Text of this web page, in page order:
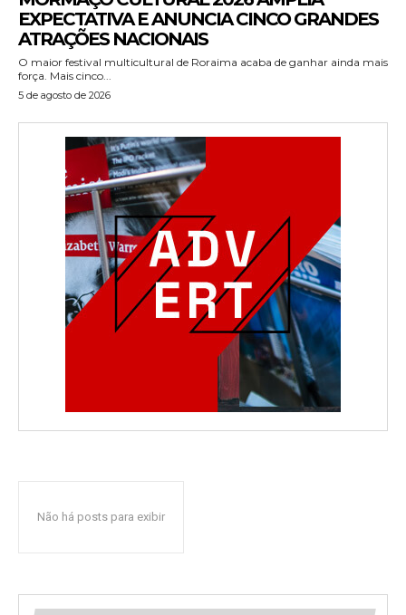
EXPECTATIVA E ANUNCIA CINCO GRANDES
ATRAÇÕES NACIONAIS
O maior festival multicultural de Roraima acaba de ganhar ainda mais
força. Mais cinco...
5 de agosto de 2026
Não há posts para exibir